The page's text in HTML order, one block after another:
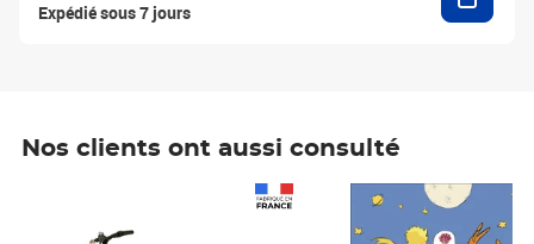
Expédié sous 7 jours
Nos clients ont aussi consulté
Prix 7,50€